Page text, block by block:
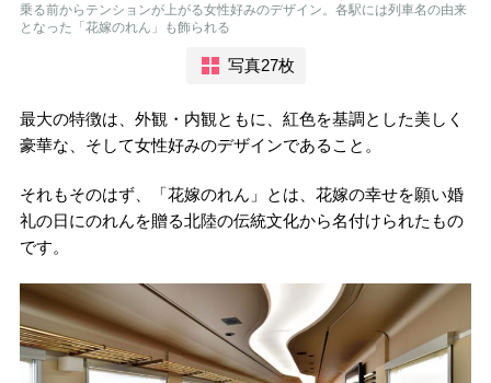
乗る前からテンションが上がる女性好みのデザイン。各駅には列車名の由来
となった「花嫁のれん」も飾られる
写真27枚
最大の特徴は、外観・内観ともに、紅色を基調とした美しく
豪華な、そして女性好みのデザインであること。
それもそのはず、「花嫁のれん」とは、花嫁の幸せを願い婚
礼の日にのれんを贈る北陸の伝統文化から名付けられたもの
です。